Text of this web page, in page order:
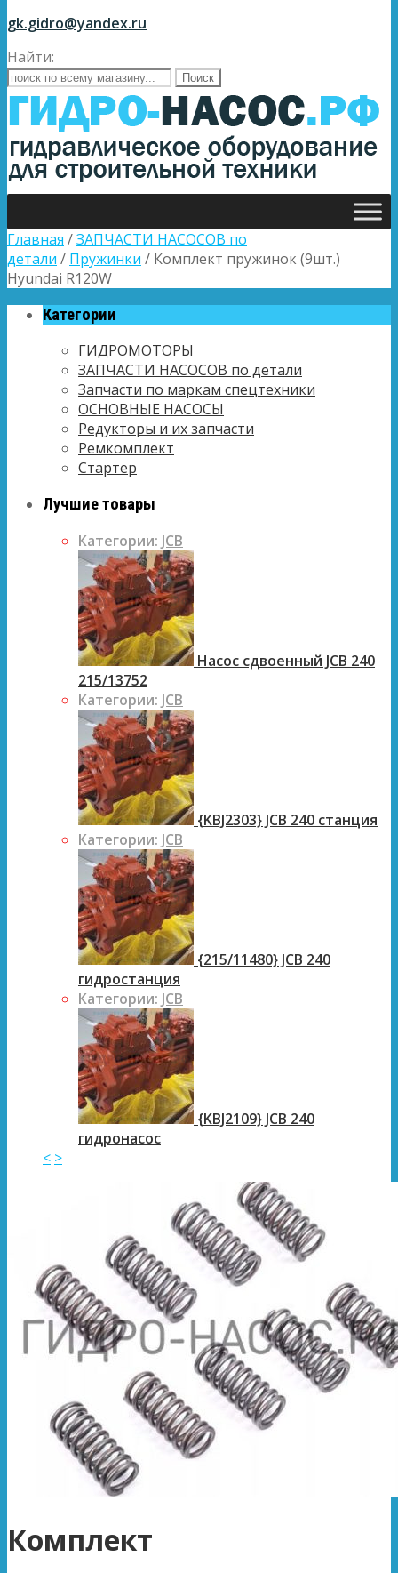
gk.gidro@yandex.ru
Найти:
Главная /ЗАПЧАСТИ НАСОСОВ по
детали / Пружинки / Комплект пружинок (9шт.)
Hyundai R120W
Категории
ГИДРОМОТОРЫ
ЗАПЧАСТИ НАСОСОВ по детали
Запчасти по маркам спецтехники
ОСНОВНЫЕ НАСОСЫ
Редукторы и их запчасти
Ремкомплект
Стартер
Лучшие товары
Категории: JCB
Насос сдвоенный JCB 240
215/13752
Категории: JCB
{KBJ2303} JCB 240 станция
Категории: JCB
{215/11480} JCB 240
гидростанция
Категории: JCB
{KBJ2109} JCB 240
гидронасос
< >
Комплект